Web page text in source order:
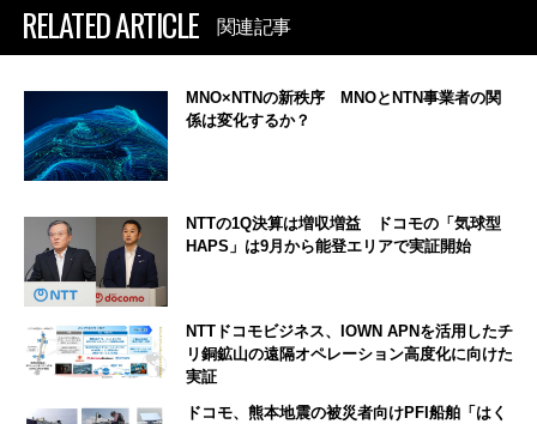
RELATED ARTICLE 関連記事
MNO×NTNの新秩序 MNOとNTN事業者の関
係は変化するか？
NTTの1Q決算は増収増益 ドコモの「気球型
HAPS」は9月から能登エリアで実証開始
NTTドコモビジネス、IOWN APNを活用したチ
リ銅鉱山の遠隔オペレーション高度化に向けた
実証
ドコモ、熊本地震の被災者向けPFI船舶「はく